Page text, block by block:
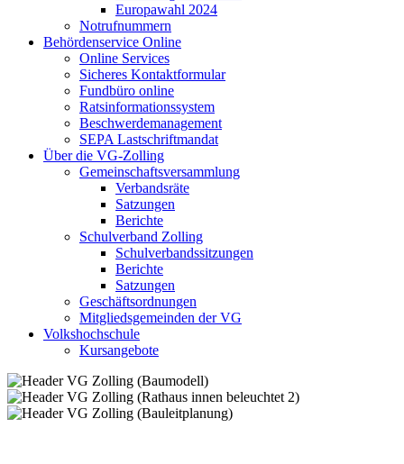
Europawahl 2024
Notrufnummern
Behördenservice Online
Online Services
Sicheres Kontaktformular
Fundbüro online
Ratsinformationssystem
Beschwerdemanagement
SEPA Lastschriftmandat
Über die VG-Zolling
Gemeinschaftsversammlung
Verbandsräte
Satzungen
Berichte
Schulverband Zolling
Schulverbandssitzungen
Berichte
Satzungen
Geschäftsordnungen
Mitgliedsgemeinden der VG
Volkshochschule
Kursangebote